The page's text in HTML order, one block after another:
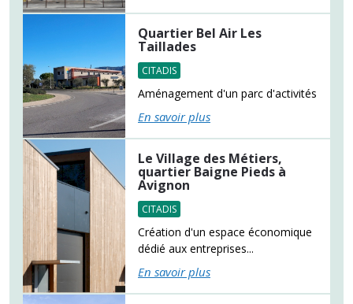
Quartier Bel Air Les
Taillades
CITADIS
Aménagement d'un parc d'activités
En savoir plus
Le Village des Métiers,
quartier Baigne Pieds à
Avignon
CITADIS
Création d'un espace économique
dédié aux entreprises...
En savoir plus